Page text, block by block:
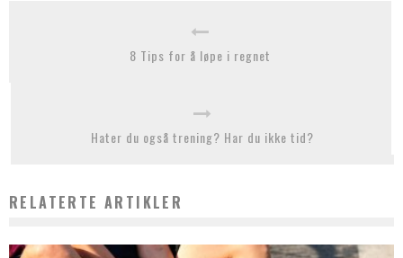
8 Tips for å løpe i regnet
Hater du også trening? Har du ikke tid?
RELATERTE ARTIKLER